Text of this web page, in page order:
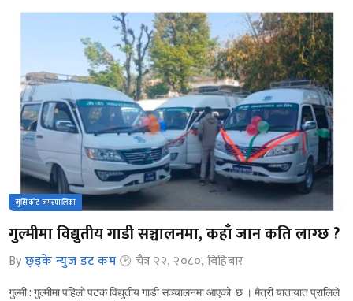
मुसिकोट नगरपालिका
गुल्मीमा विद्युतीय गाडी सञ्चालनमा, कहाँ जान कति लाग्छ ?
By छ्ड्के न्युज डट कम चैत्र २२, २०८०, बिहिबार
गुल्मी : गुल्मीमा पहिलो पटक विद्युतीय गाडी सञ्‍चालनमा आएको छ । मैत्री यातायात प्रालिले